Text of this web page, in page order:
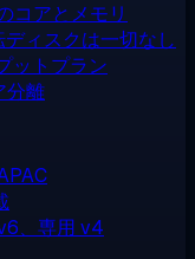
コアとメモリ
ディスクは一切なし
ットプラン
分離
、専用 v4